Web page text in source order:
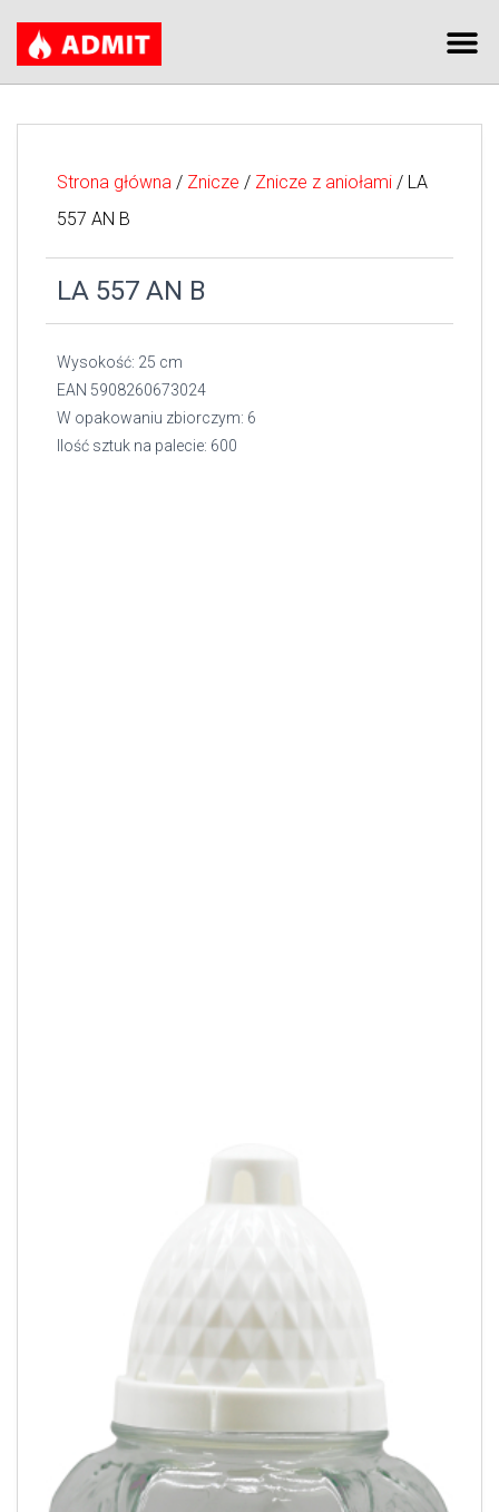
Strona główna / Znicze / Znicze z aniołami / LA
557 AN B
LA 557 AN B
Wysokość: 25 cm
EAN 5908260673024
W opakowaniu zbiorczym: 6
Ilość sztuk na palecie: 600